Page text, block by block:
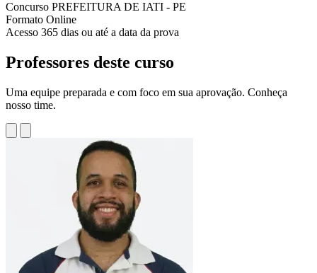
Concurso PREFEITURA DE IATI - PE
Formato Online
Acesso 365 dias ou até a data da prova
Professores deste curso
Uma equipe preparada e com foco em sua aprovação. Conheça
nosso time.